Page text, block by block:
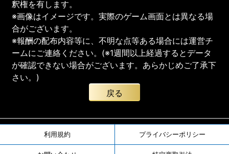
釈権を有します。
※画像はイメージです。実際のゲーム画面とは異なる場
合がございます。
※報酬の配布内容等に、不明な点等ある場合には運営チ
ームにご連絡ください。(※1週間以上経過するとデータ
が確認できない場合がございます。あらかじめご了承下
さい。)
戻る
利用規約 プライバシーポリシー